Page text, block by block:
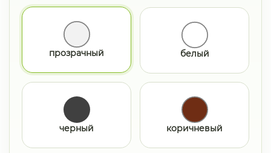
прозрачный белый
черный коричневый